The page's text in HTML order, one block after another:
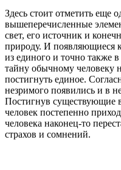
Здесь стоит отметить
вышеперечисленные
свет, его источник и
природу. И появляющиеся
из единого и точно также
тайну обычному человеку
постигнуть единое.
незримого появились и в
Постигнув существующие
человек постепенно
человека наконец-то
страхов и сомнений.